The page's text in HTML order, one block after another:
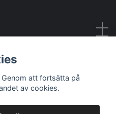
att fortsätta på
av cookies.